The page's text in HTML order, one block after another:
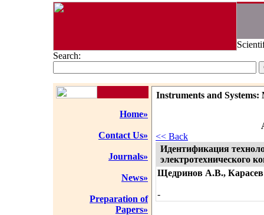
Search:
Home»
Contact Us»
Journals»
News»
Preparation of
Papers»
Instruments and
<< Back
Идентификация
электротехнического
Щедринов А.В.,
-